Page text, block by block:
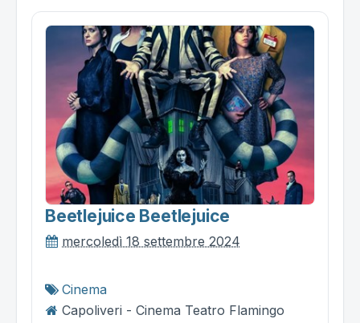
Beetlejuice Beetlejuice
mercoledì 18 settembre 2024
Cinema
Capoliveri - Cinema Teatro Flamingo